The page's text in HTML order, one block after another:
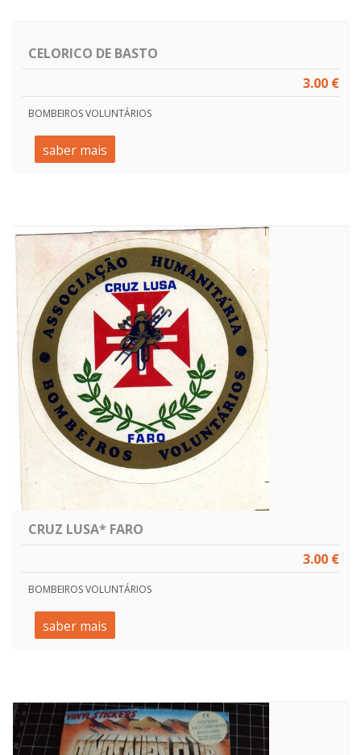
CELORICO DE BASTO
3.00 €
BOMBEIROS VOLUNTÁRIOS
saber mais
CRUZ LUSA* FARO
3.00 €
BOMBEIROS VOLUNTÁRIOS
saber mais